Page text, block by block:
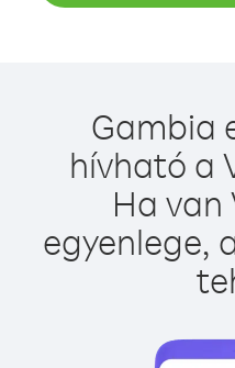
Gambia
hívható a
Ha
egyenlege,